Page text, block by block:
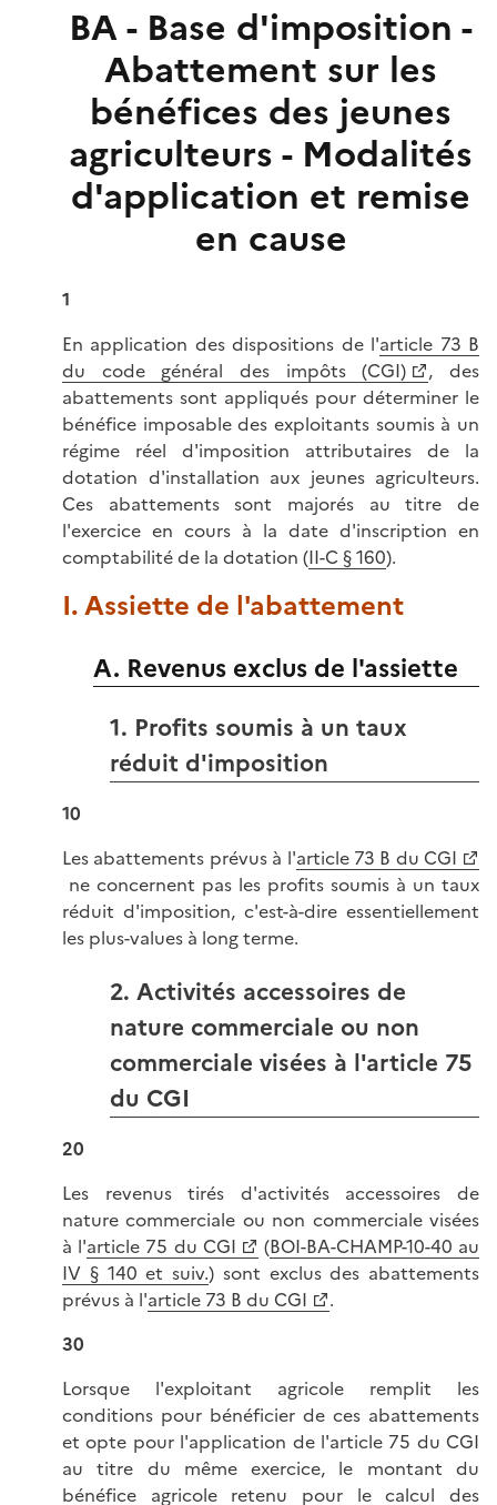
BA - Base d'imposition -
Abattement sur les
bénéfices des jeunes
agriculteurs - Modalités
d'application et remise
en cause
1
En application des dispositions de l'article 73 B
du code général des impôts (CGI)
, des
abattements sont appliqués pour déterminer le
bénéfice imposable des exploitants soumis à un
régime réel d'imposition attributaires de la
dotation d'installation aux jeunes agriculteurs.
Ces abattements sont majorés au titre de
l'exercice en cours à la date d'inscription en
comptabilité de la dotation (II-C § 160).
I. Assiette de l'abattement
A. Revenus exclus de l'assiette
1. Profits soumis à un taux
réduit d'imposition
10
Les abattements prévus à l'article 73 B du CGI
ne concernent pas les profits soumis à un taux
réduit d'imposition, c'est-à-dire essentiellement
les plus-values à long terme.
2. Activités accessoires de
nature commerciale ou non
commerciale visées à l'article 75
du CGI
20
Les revenus tirés d'activités accessoires de
nature commerciale ou non commerciale visées
à l'article 75 du CGI (BOI-BA-CHAMP-10-40 au
IV § 140 et suiv.) sont exclus des abattements
prévus à l'article 73 B du CGI
.
30
Lorsque l'exploitant agricole remplit les
conditions pour bénéficier de ces abattements
et opte pour l'application de l'article 75 du CGI
au titre du même exercice, le montant du
bénéfice agricole retenu pour le calcul des